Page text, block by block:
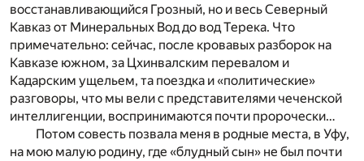
восстанавливающийся Грозный, но и весь Северный
Кавказ от Минеральных Вод до вод Терека. Что
примечательно: сейчас, после кровавых разборок на
Кавказе южном, за Цхинвалским перевалом и
Кадарским ущельем, та поездка и «политические»
разговоры, что мы вели с представителями чеченской
интеллигенции, воспринимаются почти пророчески…
Потом совесть позвала меня в родные места, в Уфу,
на мою малую родину, где «блудный сын» не был почти